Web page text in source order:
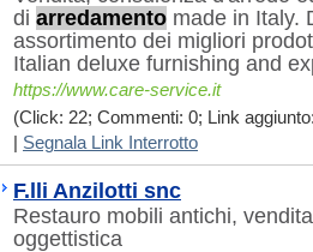
di arredamento made in Italy.
assortimento dei migliori
Italian deluxe furnishing and
https://www.care-service.it
(Click: 22; Commenti: 0; Link
Segnala Link Interrotto
F.lli Anzilotti snc
Restauro mobili antichi,
oggettistica